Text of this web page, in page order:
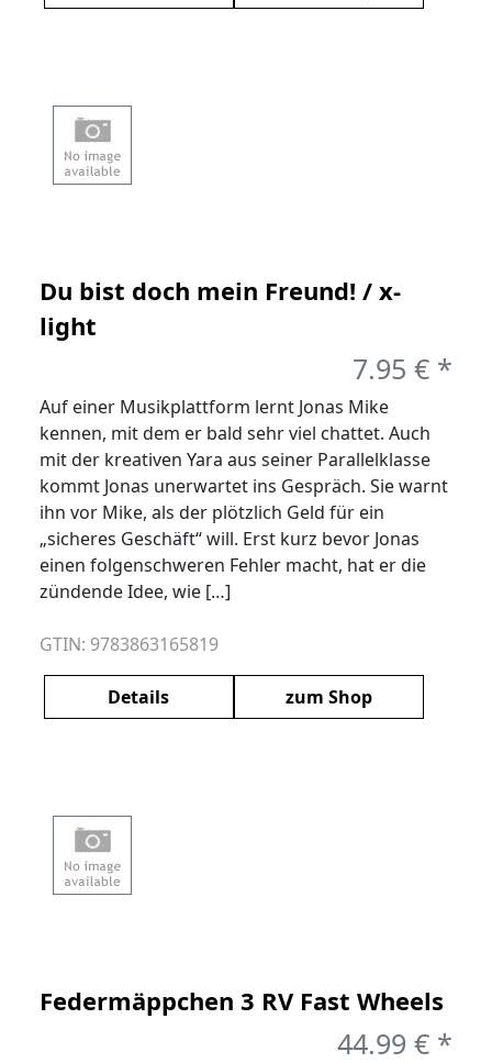
Du bist doch mein Freund! / x-
light
7.95 € *
Auf einer Musikplattform lernt Jonas Mike
kennen, mit dem er bald sehr viel chattet. Auch
mit der kreativen Yara aus seiner Parallelklasse
kommt Jonas unerwartet ins Gespräch. Sie warnt
ihn vor Mike, als der plötzlich Geld für ein
„sicheres Geschäft“ will. Erst kurz bevor Jonas
einen folgenschweren Fehler macht, hat er die
zündende Idee, wie […]
GTIN: 9783863165819
Details zum Shop
Federmäppchen 3 RV Fast Wheels
44.99 € *